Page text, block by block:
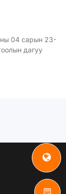
04 сарын 23-
дагуу